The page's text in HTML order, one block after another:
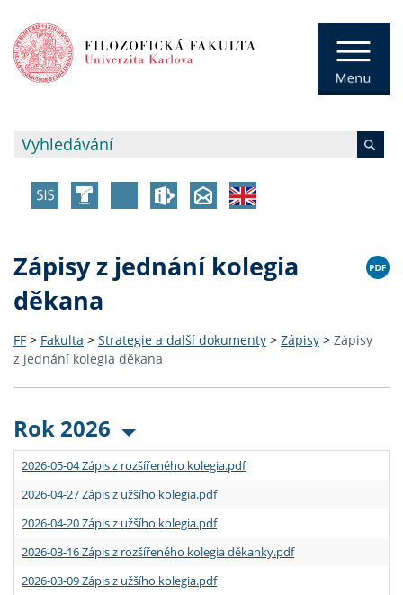
Zápisy z jednání kolegia
děkana
FF > Fakulta > Strategie a další dokumenty > Zápisy > Zápisy
z jednání kolegia děkana
Rok 2026
2026-05-04 Zápis z rozšířeného kolegia.pdf
2026-04-27 Zápis z užšího kolegia.pdf
2026-04-20 Zápis z užšího kolegia.pdf
2026-03-16 Zápis z rozšířeného kolegia děkanky.pdf
2026-03-09 Zápis z užšího kolegia.pdf